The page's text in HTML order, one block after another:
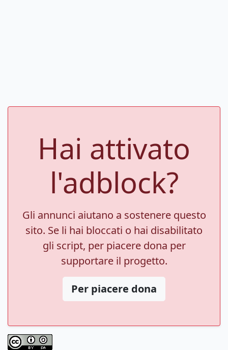
Hai attivato
l'adblock?
Gli annunci aiutano a sostenere questo
sito. Se li hai bloccati o hai disabilitato
gli script, per piacere dona per
supportare il progetto.
Per piacere dona